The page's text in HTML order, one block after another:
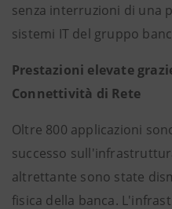
senza interruzioni di una
sistemi IT del gruppo
Prestazioni elevate
Connettività di Rete
Oltre 800 applicazioni
successo
altrettante sono state
fisica della banca.